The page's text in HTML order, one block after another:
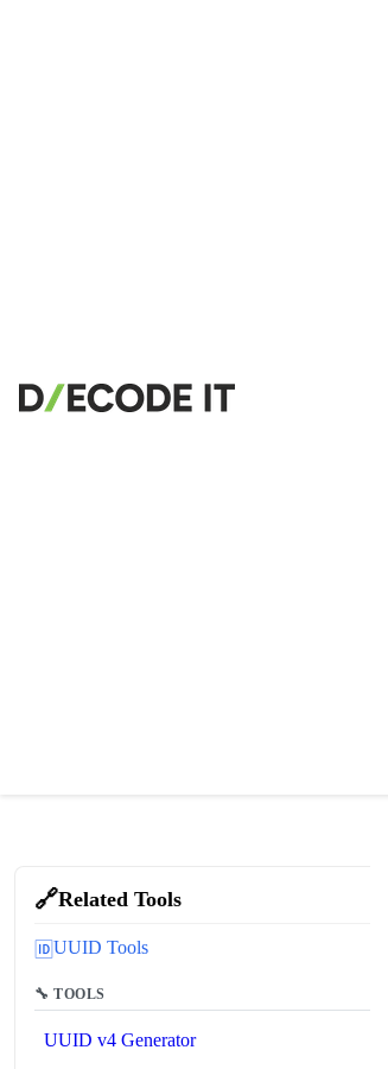
🔗Related Tools
🆔UUID Tools
🔧 TOOLS
UUID v4 Generator